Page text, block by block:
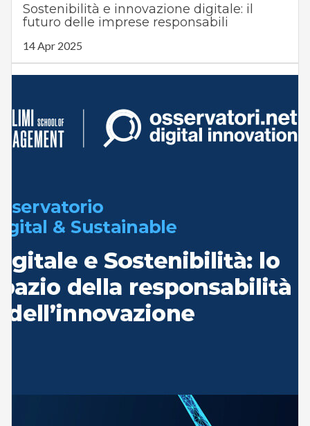
Sostenibilità e innovazione digitale: il
futuro delle imprese responsabili
14 Apr 2025